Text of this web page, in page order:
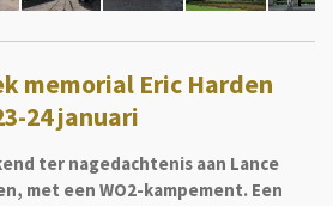
memorial Eric Harden
24 januari
ter nagedachtenis aan Lance
met een WO2-kampement. Een